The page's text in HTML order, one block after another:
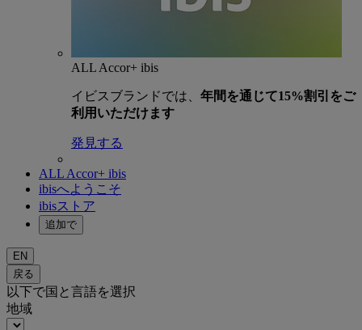
ALL Accor+ ibis
イビスブランドでは、 年間を通じて15%割引をご
利用いただけます
発見する
ALL Accor+ ibis
ibisへようこそ
ibisストア
追加で
EN
戻る
以下で国と言語を選択
地域